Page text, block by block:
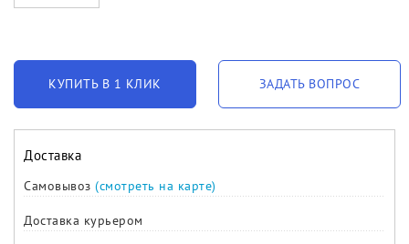
КУПИТЬ В 1 КЛИК ЗАДАТЬ ВОПРОС
Доставка
Самовывоз (смотреть на карте)
Доставка курьером